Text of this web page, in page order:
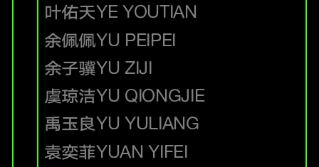
叶佑天YE YOUTIAN
余佩佩YU PEIPEI
余子骥YU ZIJI
虞琼洁YU QIONGJIE
禹玉良YU YULIANG
袁奕菲YUAN YIFEI